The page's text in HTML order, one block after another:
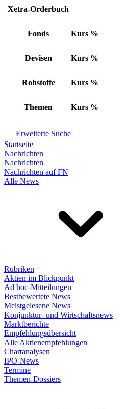
Xetra-Orderbuch
Fonds Kurs %
Devisen Kurs %
Rohstoffe Kurs %
Themen Kurs %
Erweiterte Suche
Startseite
Nachrichten
Nachrichten
Nachrichten auf FN
Alle News
Rubriken
Aktien im Blickpunkt
Ad hoc-Mitteilungen
Bestbewertete News
Meistgelesene News
Konjunktur- und Wirtschaftsnews
Marktberichte
Empfehlungsübersicht
Alle Aktienempfehlungen
Chartanalysen
IPO-News
Termine
Themen-Dossiers